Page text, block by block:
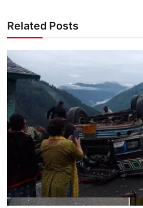
Related Posts